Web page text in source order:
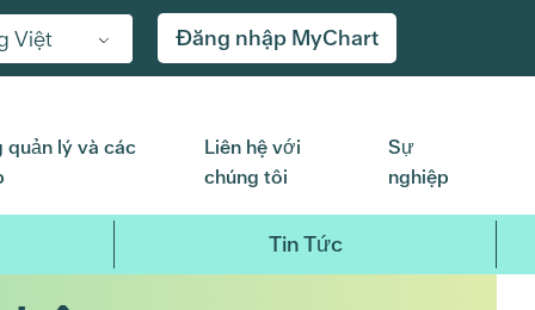
Việt Đăng nhập MyChart
quản lý và các
Liên hệ với
chúng tôi
Sự
nghiệp
Tin Tức